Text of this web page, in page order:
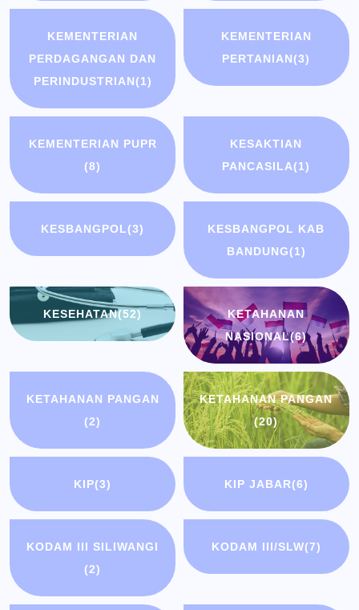
KEMENTERIAN
PERDAGANGAN DAN
PERINDUSTRIAN(1)
KEMENTERIAN
PERTANIAN(3)
KEMENTERIAN PUPR
(8)
KESAKTIAN
PANCASILA(1)
KESBANGPOL(3)
KESBANGPOL KAB
BANDUNG(1)
KESEHATAN(52)
KETAHANAN
NASIONAL(6)
KETAHANAN PANGAN
(2)
KETAHANAN PANGAN
(20)
KIP(3) KIP JABAR(6)
KODAM III SILIWANGI
(2)
KODAM III/SLW(7)